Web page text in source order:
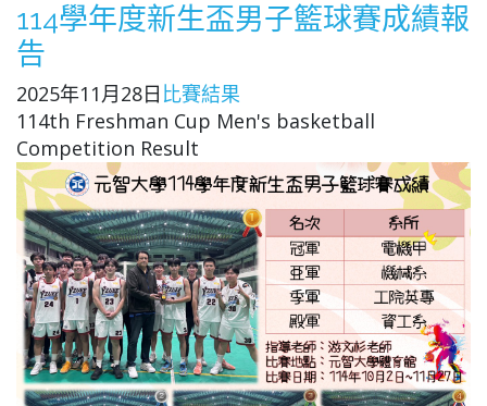
114學年度新生盃男子籃球賽成績報
告
2025年11月28日 比賽結果
114th Freshman Cup Men's basketball
Competition Result